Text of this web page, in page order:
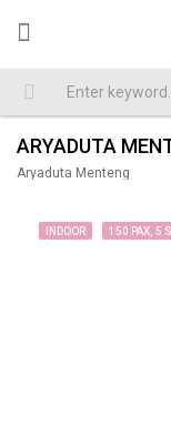
Aryaduta Menteng
INDOOR 150 PAX, 5